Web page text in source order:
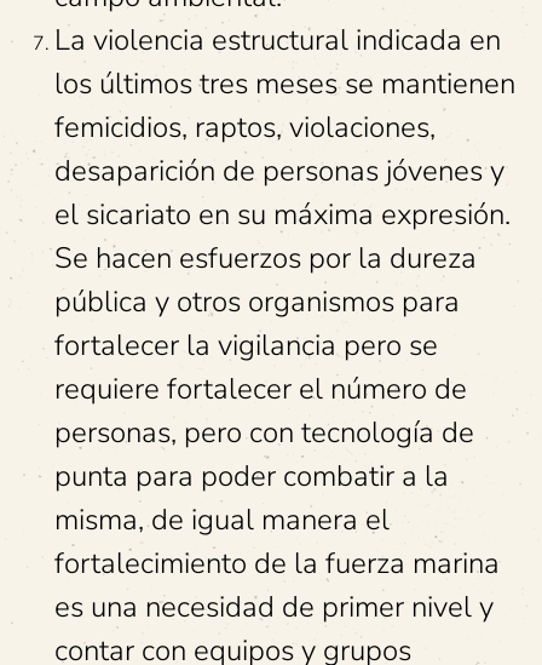
La violencia estructural indicada en
los últimos tres meses se mantienen
femicidios, raptos, violaciones,
desaparición de personas jóvenes y
el sicariato en su máxima expresión.
Se hacen esfuerzos por la dureza
pública y otros organismos para
fortalecer la vigilancia pero se
requiere fortalecer el número de
personas, pero con tecnología de
punta para poder combatir a la
misma, de igual manera el
fortalecimiento de la fuerza marina
es una necesidad de primer nivel y
contar con equipos y grupos